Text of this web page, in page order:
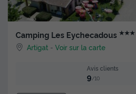
Camping Les Eychecadous ★★★
Artigat -Voir sur la carte
Avis clients
9/10